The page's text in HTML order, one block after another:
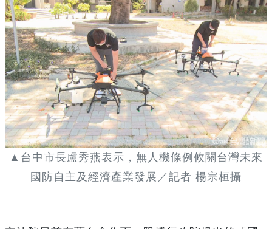
▲台中市長盧秀燕表示，無人機條例攸關台灣未來
國防自主及經濟產業發展／記者 楊宗桓攝